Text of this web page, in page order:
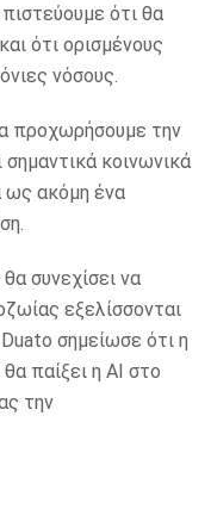
ότι θα
ότι ορισμένους
νόσους.
προχωρήσουμε την
κοινωνικά
ως ακόμη ένα
συνεχίσει να
εξελίσσονται
σημείωσε ότι η
παίξει η AI στο
την